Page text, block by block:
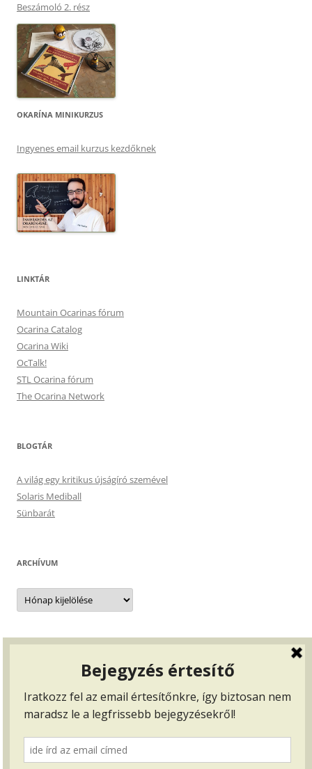
Beszámoló 2. rész
OKARÍNA MINIKURZUS
Ingyenes email kurzus kezdőknek
LINKTÁR
Mountain Ocarinas fórum
Ocarina Catalog
Ocarina Wiki
OcTalk!
STL Ocarina fórum
The Ocarina Network
BLOGTÁR
A világ egy kritikus újságíró szemével
Solaris Mediball
Sünbarát
ARCHÍVUM
Archívum
Bejegyzések hírcsatorna
Hozzászólások hírcsatorna
WordPress Magyarország